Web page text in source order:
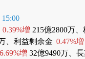
0.39%増 215億2800万
、利益剰余金 0.47%増
増 32億9490万、